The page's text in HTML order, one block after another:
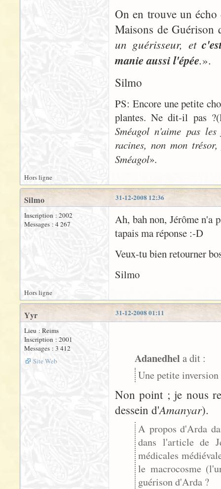
On en trouve un écho
Maisons de
un guérisseur, et
manie aussi l'épée.».
Silmo
PS: Encore une petite
plantes. Ne dit-il pas
Sméagol n'aime pas
racines, non mon
Sméagol».
Hors ligne
31-12-2008 12:36
Silmo
Inscription : 2002
Messages : 4 267
Ah, bah non, Jérôme n'a
tapais ma réponse :-D
Veux-tu bien retourner
Silmo
Hors ligne
31-12-2008 01:11
Yyr
Lieu : Reims
Inscription : 2001
Messages : 3 412
Site Web
Adanedhel a dit :
Une petite
Non point ; je nous
dessein d'Amanyar).
A propos d'Arda
dans l'article de
médicales
le macrocosme
guérison d'Arda ?